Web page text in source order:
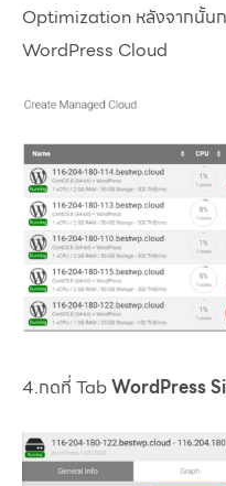
Optimization หลังจากนั้น
WordPress Cloud
4.กดที่ TabWordPress